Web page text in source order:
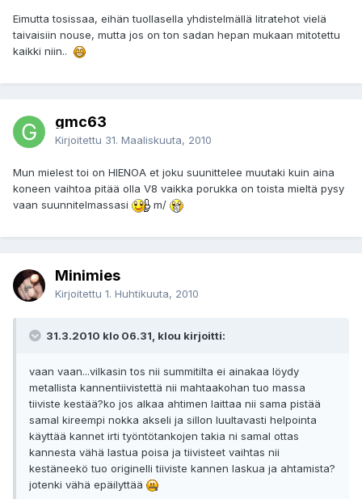
Eimutta tosissaa, eihän tuollasella yhdistelmällä litratehot vielä
taivaisiin nouse, mutta jos on ton sadan hepan mukaan mitotettu
kaikki niin..
gmc63
Kirjoitettu 31. Maaliskuuta, 2010
Mun mielest toi on HIENOA et joku suunittelee muutaki kuin aina
koneen vaihtoa pitää olla V8 vaikka porukka on toista mieltä pysy
vaan suunnitelmassasi
m/
Minimies
Kirjoitettu 1. Huhtikuuta, 2010
31.3.2010 klo 06.31, klou kirjoitti:
vaan vaan...vilkasin tos nii summitilta ei ainakaa löydy
metallista kannentiivistettä nii mahtaakohan tuo massa
tiiviste kestää?ko jos alkaa ahtimen laittaa nii sama pistää
samal kireempi nokka akseli ja sillon luultavasti helpointa
käyttää kannet irti työntötankojen takia ni samal ottas
kannesta vähä lastua poisa ja tiivisteet vaihtas nii
kestäneekö tuo originelli tiiviste kannen laskua ja ahtamista?
jotenki vähä epäilyttää